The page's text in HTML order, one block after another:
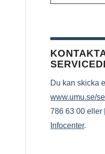
Du kan skicka
www.umu.se/
786 63 00 eller
Infocenter.